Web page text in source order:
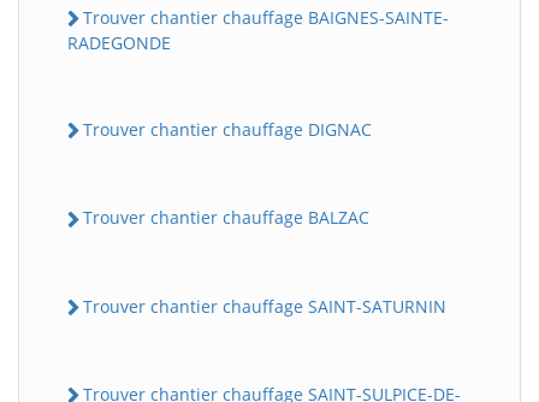
Trouver chantier chauffage BAIGNES-SAINTE-
RADEGONDE
Trouver chantier chauffage DIGNAC
Trouver chantier chauffage BALZAC
Trouver chantier chauffage SAINT-SATURNIN
Trouver chantier chauffage SAINT-SULPICE-DE-